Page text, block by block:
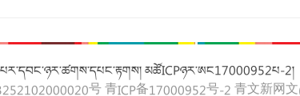
པར་དབང་ཉར་ཚགས་དཔང་རྟགས། མཚོICPཉར་ཨང17000952པ-2།